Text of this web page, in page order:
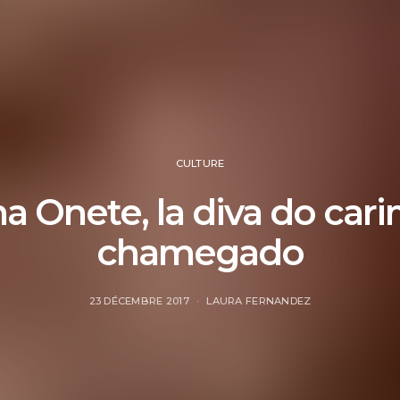
CULTURE
Onete, la diva do
chamegado
23 DÉCEMBRE 2017 LAURA FERNANDEZ